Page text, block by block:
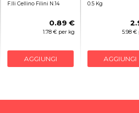
F.lli Cellino Filini N.14
0.89 €
1.78 € per kg
AGGIUNGI
0.5 Kg
5.98 €
AGGIUNGI